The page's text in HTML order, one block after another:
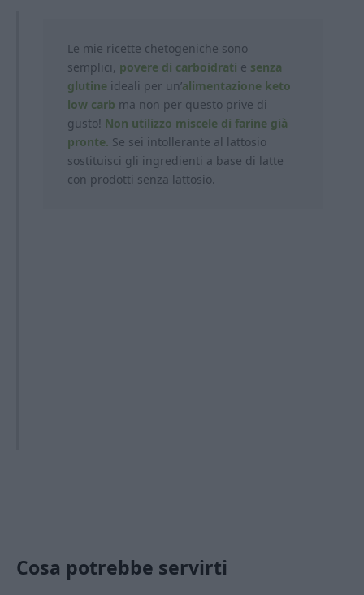
Le mie ricette chetogeniche sono
semplici, povere di carboidrati e senza
glutine ideali per un’alimentazione keto
low carb ma non per questo prive di
gusto! Non utilizzo miscele di farine già
pronte. Se sei intollerante al lattosio
sostituisci gli ingredienti a base di latte
con prodotti senza lattosio.
Cosa potrebbe servirti